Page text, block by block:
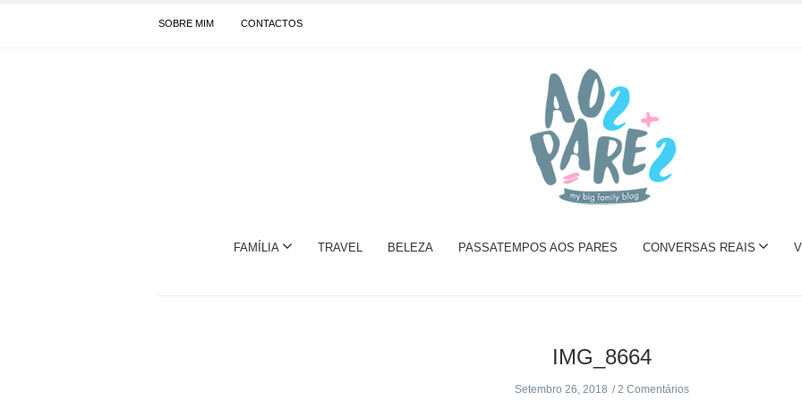
SOBRE MIM CONTACTOS
FAMÍLIA TRAVEL BELEZA PASSATEMPOS AOS PARES CONVERSAS REAIS
IMG_8664
Setembro 26, 2018 2 Comentários